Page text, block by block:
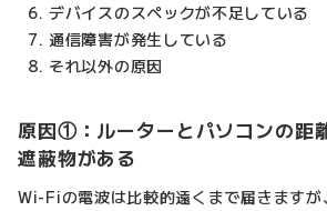
デバイスのスペックが不足している
通信障害が発生している
それ以外の原因
原因①：ルーターとパソコンの距
遮蔽物がある
Wi-Fiの電波は比較的遠くまで届きますが